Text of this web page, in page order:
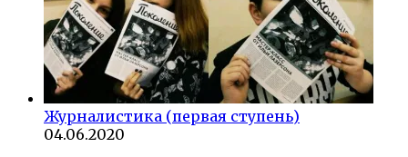
Журналистика (первая ступень)
04.06.2020